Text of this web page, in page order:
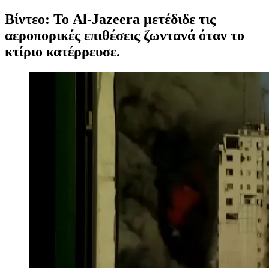
Βίντεο: Το Al-Jazeera μετέδιδε τις
αεροπορικές επιθέσεις ζωντανά όταν το
κτίριο κατέρρευσε.